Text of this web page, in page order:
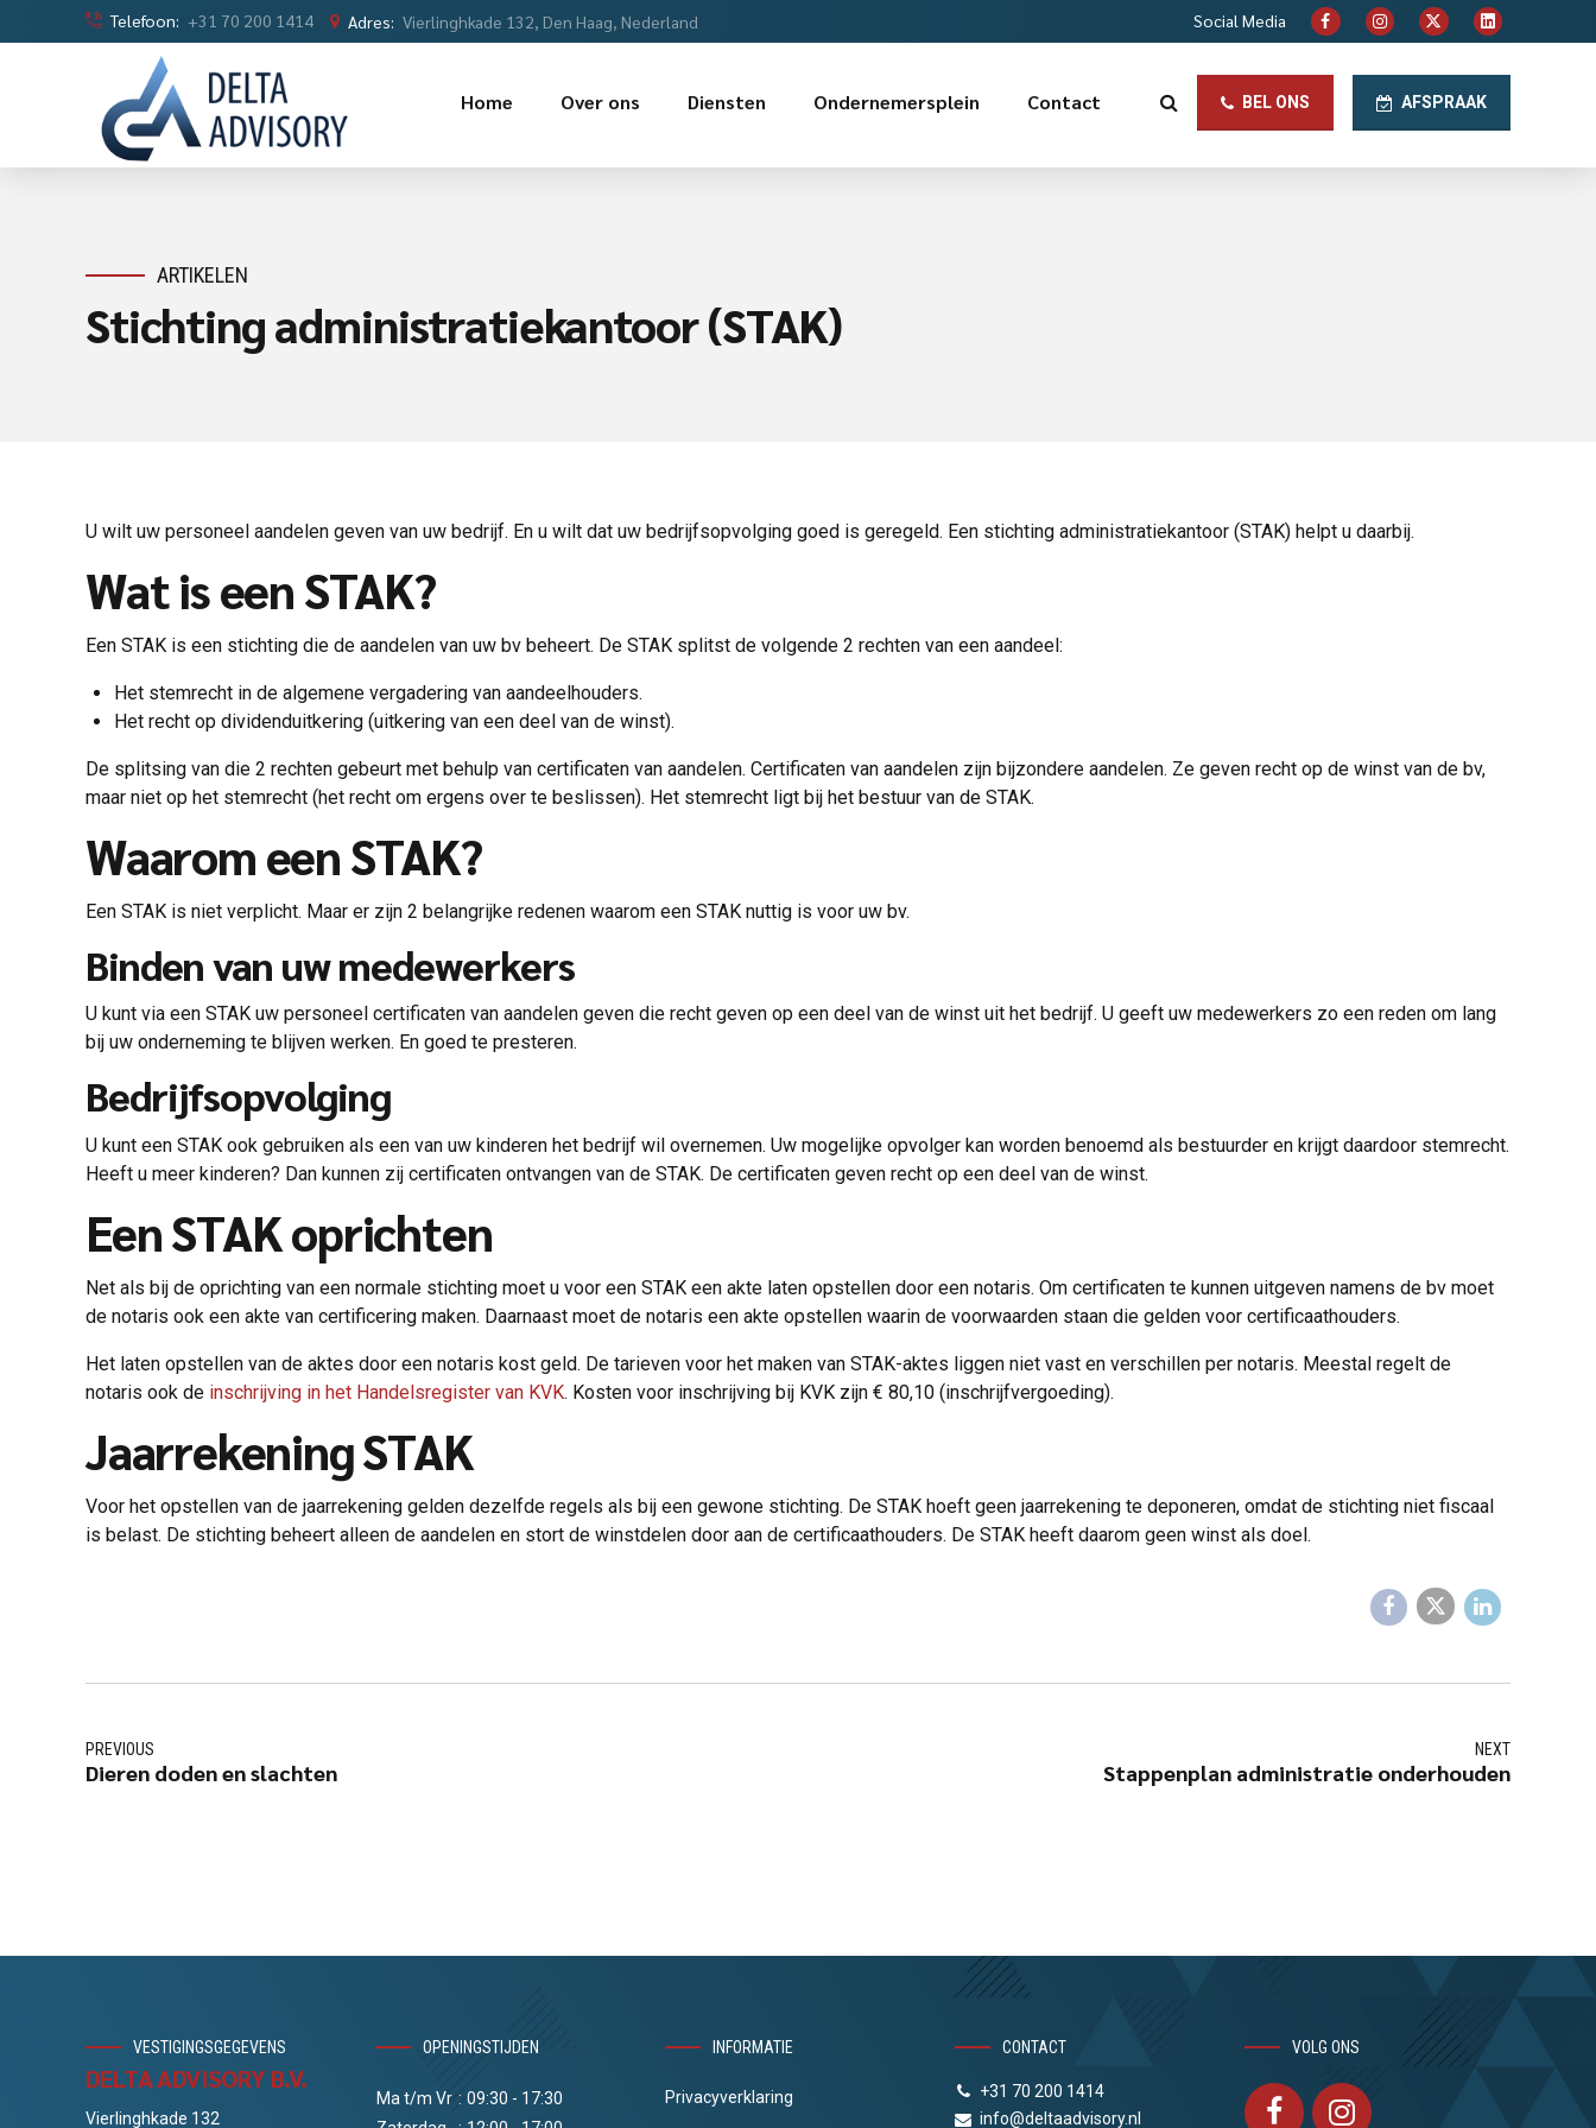
Telefoon: +31 70 200 1414 Adres: Vierlinghkade 132, Den Haag, Nederland Social Media
BEL ONS AFSPRAAK
Home Over ons Diensten Ondernemersplein Contact
ARTIKELEN
Stichting administratiekantoor (STAK)
U wilt uw personeel aandelen geven van uw bedrijf. En u wilt dat uw bedrijfsopvolging goed is geregeld. Een stichting administratiekantoor (STAK) helpt u daarbij.
Wat is een STAK?
Een STAK is een stichting die de aandelen van uw bv beheert. De STAK splitst de volgende 2 rechten van een aandeel:
Het stemrecht in de algemene vergadering van aandeelhouders.
Het recht op dividenduitkering (uitkering van een deel van de winst).
De splitsing van die 2 rechten gebeurt met behulp van certificaten van aandelen. Certificaten van aandelen zijn bijzondere aandelen. Ze geven recht op de winst van de bv,
maar niet op het stemrecht (het recht om ergens over te beslissen). Het stemrecht ligt bij het bestuur van de STAK.
Waarom een STAK?
Een STAK is niet verplicht. Maar er zijn 2 belangrijke redenen waarom een STAK nuttig is voor uw bv.
Binden van uw medewerkers
U kunt via een STAK uw personeel certificaten van aandelen geven die recht geven op een deel van de winst uit het bedrijf. U geeft uw medewerkers zo een reden om lang
bij uw onderneming te blijven werken. En goed te presteren.
Bedrijfsopvolging
U kunt een STAK ook gebruiken als een van uw kinderen het bedrijf wil overnemen. Uw mogelijke opvolger kan worden benoemd als bestuurder en krijgt daardoor stemrecht.
Heeft u meer kinderen? Dan kunnen zij certificaten ontvangen van de STAK. De certificaten geven recht op een deel van de winst.
Een STAK oprichten
Net als bij de oprichting van een normale stichting moet u voor een STAK een akte laten opstellen door een notaris. Om certificaten te kunnen uitgeven namens de bv moet
de notaris ook een akte van certificering maken. Daarnaast moet de notaris een akte opstellen waarin de voorwaarden staan die gelden voor certificaathouders.
Het laten opstellen van de aktes door een notaris kost geld. De tarieven voor het maken van STAK-aktes liggen niet vast en verschillen per notaris. Meestal regelt de
notaris ook de inschrijving in het Handelsregister van KVK. Kosten voor inschrijving bij KVK zijn € 80,10 (inschrijfvergoeding).
Jaarrekening STAK
Voor het opstellen van de jaarrekening gelden dezelfde regels als bij een gewone stichting. De STAK hoeft geen jaarrekening te deponeren, omdat de stichting niet fiscaal
is belast. De stichting beheert alleen de aandelen en stort de winstdelen door aan de certificaathouders. De STAK heeft daarom geen winst als doel.
PREVIOUS
Dieren doden en slachten
NEXT
Stappenplan administratie onderhouden
VESTIGINGSGEGEVENS
DELTA ADVISORY B.V.
Vierlinghkade 132
OPENINGSTIJDEN
Ma t/m Vr : 09:30 - 17:30
INFORMATIE
Privacyverklaring
CONTACT
+31 70 200 1414
info@deltaadvisory.nl
VOLG ONS